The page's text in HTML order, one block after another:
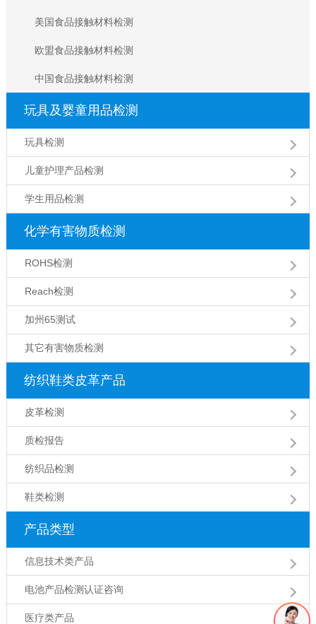
美国食品接触材料检测
欧盟食品接触材料检测
中国食品接触材料检测
玩具及婴童用品检测
玩具检测
儿童护理产品检测
学生用品检测
化学有害物质检测
ROHS检测
Reach检测
加州65测试
其它有害物质检测
纺织鞋类皮革产品
皮革检测
质检报告
纺织品检测
鞋类检测
产品类型
信息技术类产品
电池产品检测认证咨询
医疗类产品